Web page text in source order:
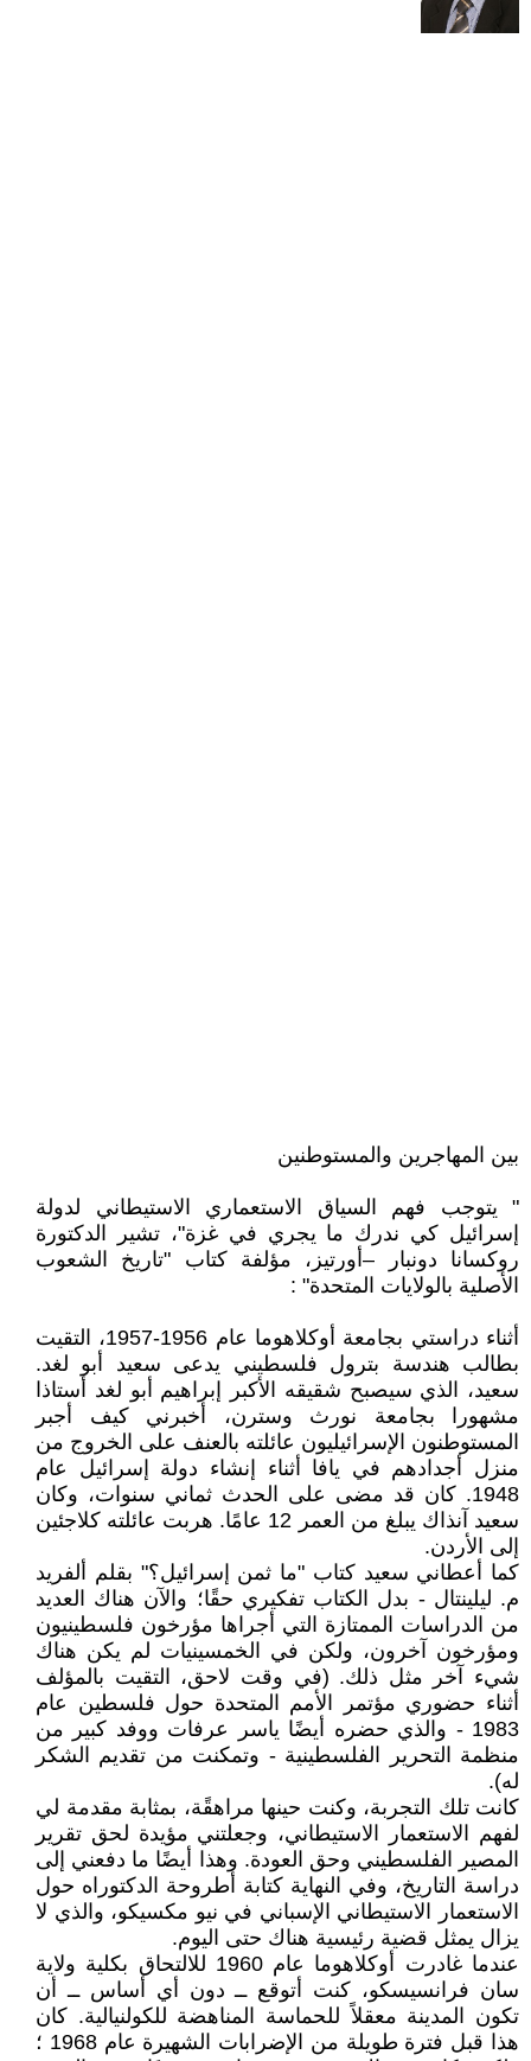
بين المهاجرين والمستوطنين
" يتوجب فهم السياق الاستعماري الاستيطاني لدولة
إسرائيل كي ندرك ما يجري في غزة"، تشير الدكتورة
روكسانا دونبار –أورتيز، مؤلفة كتاب "تاريخ الشعوب
الأصلية بالولايات المتحدة" :
أثناء دراستي بجامعة أوكلاهوما عام 1956-1957، التقيت
بطالب هندسة بترول فلسطيني يدعى سعيد أبو لغد.
سعيد، الذي سيصبح شقيقه الأكبر إبراهيم أبو لغد أستاذا
مشهورا بجامعة نورث وسترن، أخبرني كيف أجبر
المستوطنون الإسرائيليون عائلته بالعنف على الخروج من
منزل أجدادهم في يافا أثناء إنشاء دولة إسرائيل عام
1948. كان قد مضى على الحدث ثماني سنوات، وكان
سعيد آنذاك يبلغ من العمر 12 عامًا. هربت عائلته كلاجئين
إلى الأردن.
كما أعطاني سعيد كتاب "ما ثمن إسرائيل؟" بقلم ألفريد
م. ليلينتال - بدل الكتاب تفكيري حقًا؛ والآن هناك العديد
من الدراسات الممتازة التي أجراها مؤرخون فلسطينيون
ومؤرخون آخرون، ولكن في الخمسينيات لم يكن هناك
شيء آخر مثل ذلك. (في وقت لاحق، التقيت بالمؤلف
أثناء حضوري مؤتمر الأمم المتحدة حول فلسطين عام
1983 - والذي حضره أيضًا ياسر عرفات ووفد كبير من
منظمة التحرير الفلسطينية - وتمكنت من تقديم الشكر
له).
كانت تلك التجربة، وكنت حينها مراهقًة، بمثابة مقدمة لي
لفهم الاستعمار الاستيطاني، وجعلتني مؤيدة لحق تقرير
المصير الفلسطيني وحق العودة. وهذا أيضًا ما دفعني إلى
دراسة التاريخ، وفي النهاية كتابة أطروحة الدكتوراه حول
الاستعمار الاستيطاني الإسباني في نيو مكسيكو، والذي لا
يزال يمثل قضية رئيسية هناك حتى اليوم.
عندما غادرت أوكلاهوما عام 1960 للالتحاق بكلية ولاية
سان فرانسيسكو، كنت أتوقع ــ دون أي أساس ــ أن
تكون المدينة معقلاً للحماسة المناهضة للكولنيالية. كان
هذا قبل فترة طويلة من الإضرابات الشهيرة عام 1968 ؛